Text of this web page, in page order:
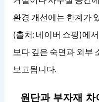
환경 개선에는 한계가
(출처: 네이버 쇼핑)에
보다 깊은 숙면과 외부
보고됩니다.
원단과 부자재